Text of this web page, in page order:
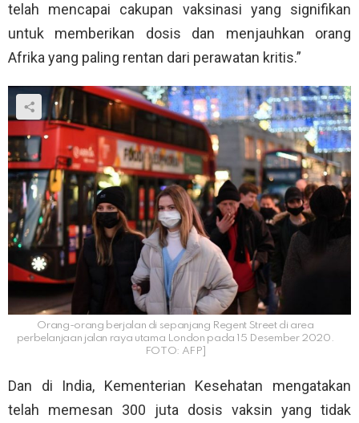
telah mencapai cakupan vaksinasi yang signifikan
untuk memberikan dosis dan menjauhkan orang
Afrika yang paling rentan dari perawatan kritis.”
Orang-orang berjalan di sepanjang Regent Street di area
perbelanjaan jalan raya utama London pada 15 Desember 2020.
FOTO: AFP]
Dan di India, Kementerian Kesehatan mengatakan
telah memesan 300 juta dosis vaksin yang tidak